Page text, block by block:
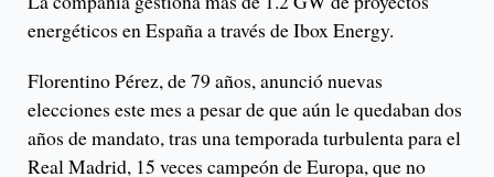
energéticos en España a través de Ibox Energy.
Florentino Pérez, de 79 años, anunció nuevas
elecciones este mes a pesar de que aún le quedaban dos
años de mandato, tras una temporada turbulenta para el
Real Madrid, 15 veces campeón de Europa, que no